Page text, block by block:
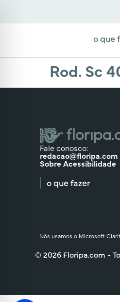
o que
Rod. Sc
Fale conosco:
redacao@floripa.com
Sobre Acessibilidade
o que fazer
Nós usamos o Microsoft
© 2026 Floripa.com -